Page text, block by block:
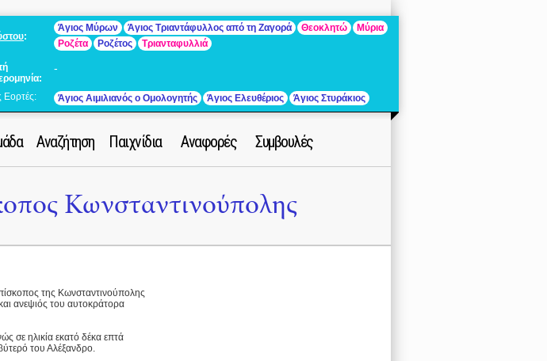
:
Άγιος Μύρων Άγιος Τριαντάφυλλος από τη Ζαγορά Θεοκλητώ
Μύρια
Ροζέτα
Ροζέτος Τριανταφυλλιά
-
Εορτές: Άγιος Αιμιλιανός ο Ομολογητής Άγιος Ελευθέριος Άγιος Στυράκιος
Αναζήτηση Παιχνίδια Αναφορές Συμβουλές
Κωνσταντινούπολης
της Κωνσταντινούπολης
ανεψιός του αυτοκράτορα
σε ηλικία εκατό δέκα επτά
του Αλέξανδρο.